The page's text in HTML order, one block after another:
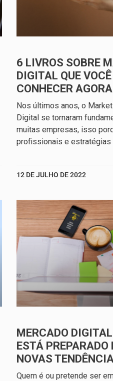
6 LIVROS SOBRE
DIGITAL QUE
CONHECER AGORA
Nos últimos anos, o
Digital se tornaram
muitas empresas, isso
profissionais e estratégias
12 DE JULHO DE 2022
MERCADO
ESTÁ PREPARADO
NOVAS
Quem é ou pretende ser